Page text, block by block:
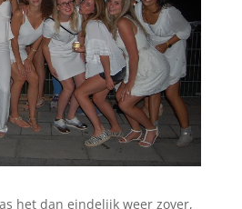
het dan eindelijk weer zover,